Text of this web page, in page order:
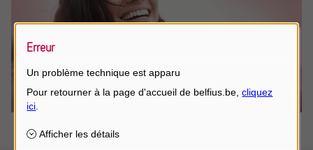
Erreur
Un problème technique est apparu